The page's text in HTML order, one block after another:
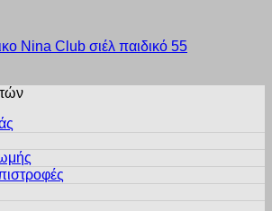
Nina Club σιέλ παιδικό 55